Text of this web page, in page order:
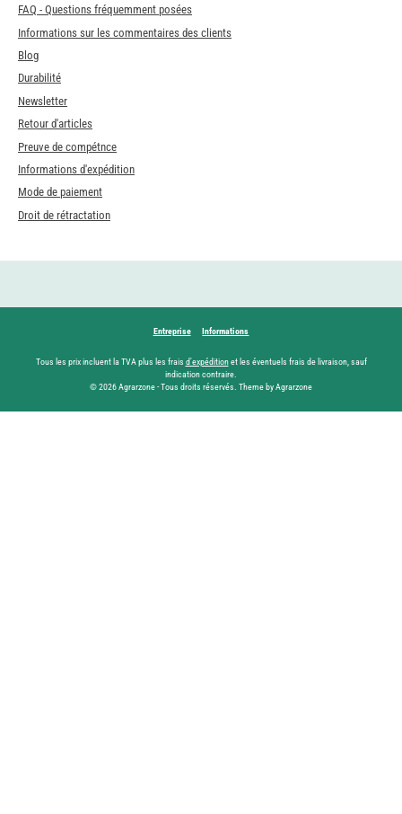
FAQ - Questions fréquemment posées
Informations sur les commentaires des clients
Blog
Durabilité
Newsletter
Retour d'articles
Preuve de compétnce
Informations d'expédition
Mode de paiement
Droit de rétractation
Entreprise Informations
Tous les prix incluent la TVA plus les frais d'expéditionet les éventuels frais de livraison, sauf
indication contraire.
© 2026 Agrarzone - Tous droits réservés. Theme by Agrarzone